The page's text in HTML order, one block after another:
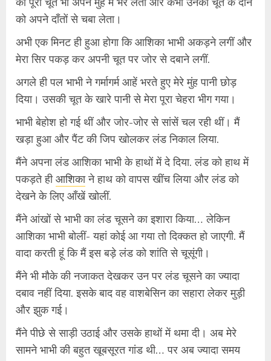
को अपने दाँतों से चबा लेता।
अभी एक मिनट ही हुआ होगा कि आशिका भाभी अकड़ने लगीं और
मेरा सिर पकड़ कर अपनी चूत पर जोर से दबाने लगीं.
अगले ही पल भाभी ने गर्मागर्म आहें भरते हुए मेरे मुंह पानी छोड़
दिया। उसकी चूत के खारे पानी से मेरा पूरा चेहरा भीग गया।
भाभी बेहोश हो गई थीं और जोर-जोर से सांसें चल रही थीं। मैं
खड़ा हुआ और पैंट की जिप खोलकर लंड निकाल लिया.
मैंने अपना लंड आशिका भाभी के हाथों में दे दिया. लंड को हाथ में
पकड़ते हीआशिकाने हाथ को वापस खींच लिया और लंड को
देखने के लिए आँखें खोलीं.
मैंने आंखों से भाभी का लंड चूसने का इशारा किया… लेकिन
आशिका भाभी बोलीं- यहां कोई आ गया तो दिक्कत हो जाएगी. मैं
वादा करती हूं कि मैं इस बड़े लंड को शांति से चूसूंगी।
मैंने भी मौके की नजाकत देखकर उन पर लंड चूसने का ज्यादा
दबाव नहीं दिया. इसके बाद वह वाशबेसिन का सहारा लेकर मुड़ी
और झुक गई।
मैंने पीछे से साड़ी उठाई और उसके हाथों में थमा दी। अब मेरे
सामने भाभी की बहुत खूबसूरत गांड थी… पर अब ज्यादा समय